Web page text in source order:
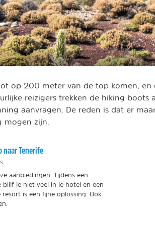
op 200 meter van de top komen,
reizigers trekken de hiking boots
aanvragen. De reden is dat er
mogen zijn.
naar Tenerife
aanbiedingen. Tijdens een
blijf je niet veel in je hotel en een
is een fijne oplossing. Ook